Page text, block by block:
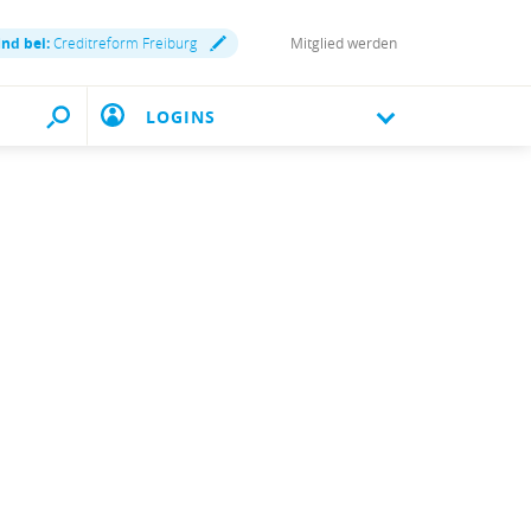
bei:Creditreform Freiburg Mitglied werden
LOGINS